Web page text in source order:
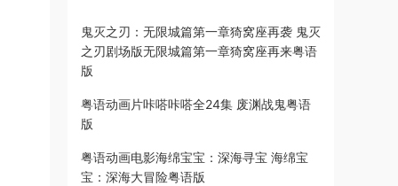
鬼灭之刃：无限城篇第一章猗窝座再袭 鬼灭
之刃剧场版无限城篇第一章猗窝座再来粤语
版
粤语动画片咔嗒咔嗒全24集 废渊战鬼粤语
版
粤语动画电影海绵宝宝：深海寻宝 海绵宝
宝：深海大冒险粤语版